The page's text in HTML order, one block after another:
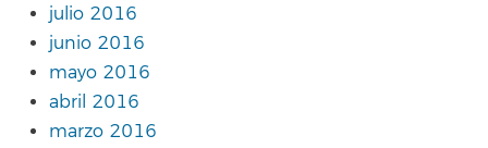
julio 2016
junio 2016
mayo 2016
abril 2016
marzo 2016